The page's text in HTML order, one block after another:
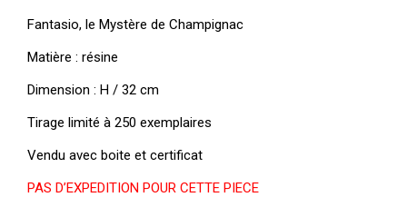
Fantasio, le Mystère de Champignac
Matière : résine
Dimension : H / 32 cm
Tirage limité à 250 exemplaires
Vendu avec boite et certificat
PAS D’EXPEDITION POUR CETTE PIECE